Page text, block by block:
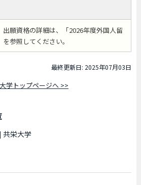
出願資格の詳細は、「2026年度外国人留
参照してください。
最終更新日: 2025年07月03日
学トップページへ >>
共栄大学